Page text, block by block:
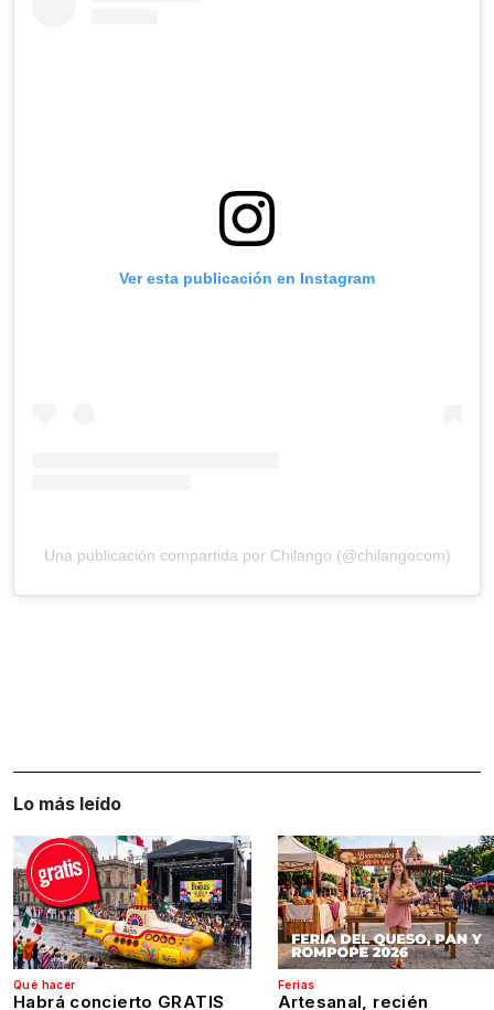
Ver esta publicación en Instagram
Una publicación compartida por Chilango (@chilangocom)
Lo más leído
Qué hacer
Habrá concierto GRATIS
Ferias
Artesanal, recién